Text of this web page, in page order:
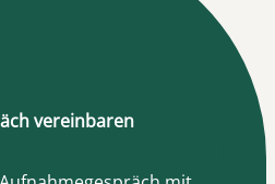
vereinbaren